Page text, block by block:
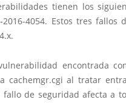
tienen los
2016-4054. Estos tres
encontrada
cachemgr.cgi al tratar
fallo de seguridad afecta a